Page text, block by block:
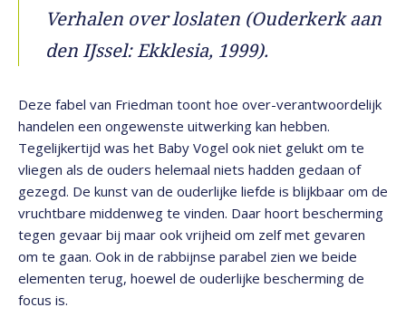
Verhalen over loslaten (Ouderkerk aan
den IJssel: Ekklesia, 1999).
Deze fabel van Friedman toont hoe over-verantwoordelijk
handelen een ongewenste uitwerking kan hebben.
Tegelijkertijd was het Baby Vogel ook niet gelukt om te
vliegen als de ouders helemaal niets hadden gedaan of
gezegd. De kunst van de ouderlijke liefde is blijkbaar om de
vruchtbare middenweg te vinden. Daar hoort bescherming
tegen gevaar bij maar ook vrijheid om zelf met gevaren
om te gaan. Ook in de rabbijnse parabel zien we beide
elementen terug, hoewel de ouderlijke bescherming de
focus is.